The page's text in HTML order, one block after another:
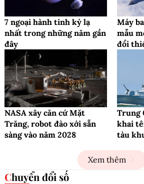
7 ngoại hành tinh kỳ lạ
nhất trong những năm gần
đây
Máy
mẫu
đổi
NASA xây căn cứ Mặt
Trăng, robot đào xới sẵn
sàng vào năm 2028
Trung
khai
tàu
Xem thêm
Chuyển đổi số